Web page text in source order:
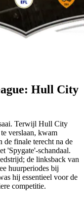
Hull City
Terwijl Hull City
verslaan, kwam
de finale terecht na de
'Spygate'-schandaal.
de linksback van
huurperiodes bij
hij essentieel voor de
competitie.